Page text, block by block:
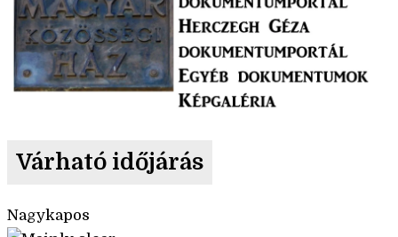
Várható időjárás
Nagykapos